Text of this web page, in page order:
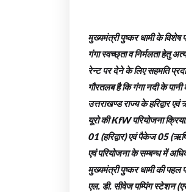
मुख्यमंत्री पुष्कर धामी के विशेष
गंगा स्वच्छ्ता व निर्मलता हेतु
रेन्ट पर देने के लिए सहमति
गौरतलब है कि गंगा नदी के
उत्तराखण्ड राज्य के हरिद्वार
यूरो की KfW परियोजना
01 (हरिद्वार) एवं पैकेज 05
एवं परियोजना के सम्बन्ध में
मुख्यमंत्री पुष्कर धामी की पहल
एल. डी. सीवेज पम्पिंग स्टेशन